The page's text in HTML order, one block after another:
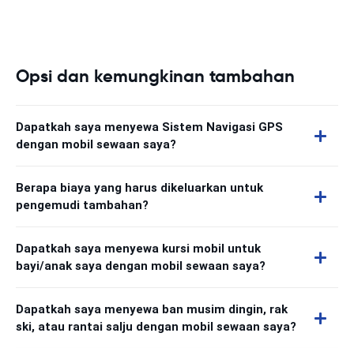
Opsi dan kemungkinan tambahan
Dapatkah saya menyewa Sistem Navigasi GPS
dengan mobil sewaan saya?
Berapa biaya yang harus dikeluarkan untuk
pengemudi tambahan?
Dapatkah saya menyewa kursi mobil untuk
bayi/anak saya dengan mobil sewaan saya?
Dapatkah saya menyewa ban musim dingin, rak
ski, atau rantai salju dengan mobil sewaan saya?